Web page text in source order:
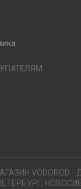
VODOROD